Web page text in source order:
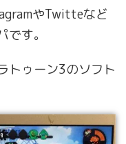
やTwitteなど
す。
トゥーン3のソフト